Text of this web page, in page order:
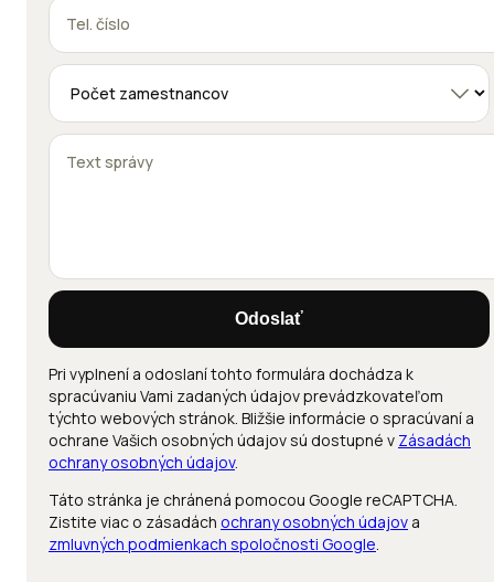
Odoslať
Pri vyplnení a odoslaní tohto formulára dochádza k
spracúvaniu Vami zadaných údajov prevádzkovateľom
týchto webových stránok. Bližšie informácie o spracúvaní a
ochrane Vašich osobných údajov sú dostupné v Zásadách
ochrany osobných údajov.
Táto stránka je chránená pomocou Google reCAPTCHA.
Zistite viac o zásadách ochrany osobných údajov a
zmluvných podmienkach spoločnosti Google.